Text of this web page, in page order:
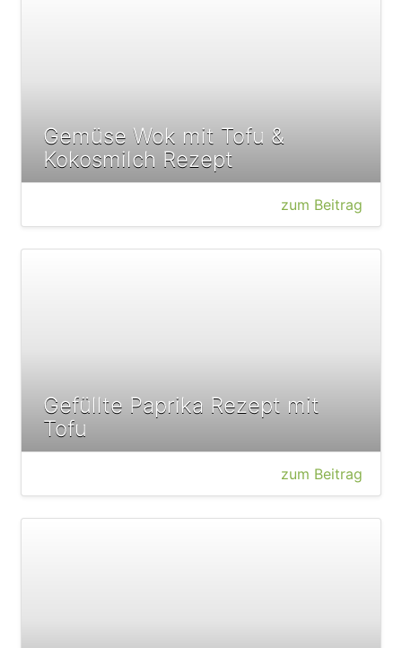
Gemüse Wok mit Tofu &
Kokosmilch Rezept
zum Beitrag
Gefüllte Paprika Rezept mit
Tofu
zum Beitrag